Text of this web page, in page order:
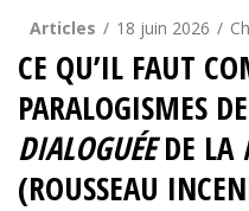
Articles 18 juin 2026
CE QU’IL FAUT
PARALOGISMES
DIALOGUÉEDE LA
(ROUSSEAU